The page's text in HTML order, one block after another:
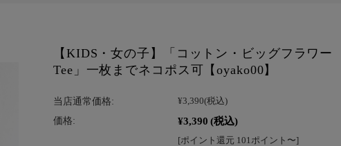
【KIDS・女の子】「コットン・ビッグフラワー
Tee」一枚までネコポス可【oyako00】
当店通常価格: ¥3,390(税込)
価格: ¥3,390 (税込)
[ポイント還元 101ポイント〜]